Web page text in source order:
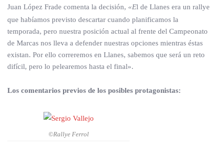
Juan López Frade comenta la decisión, «El de Llanes era un rallye
que habíamos previsto descartar cuando planificamos la
temporada, pero nuestra posición actual al frente del Campeonato
de Marcas nos lleva a defender nuestras opciones mientras éstas
existan. Por ello correremos en Llanes, sabemos que será un reto
difícil, pero lo pelearemos hasta el final».
Los comentarios previos de los posibles protagonistas:
©Rallye Ferrol